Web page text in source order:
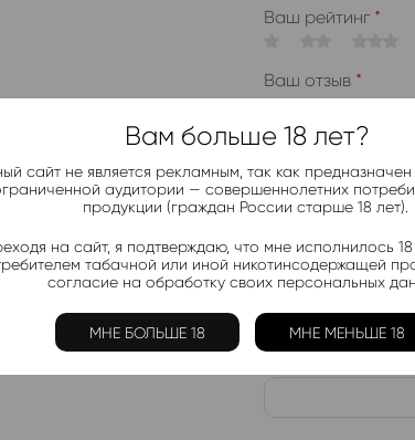
Ваш рейтинг *
Ваш отзыв *
Имя*
Вам больше 18 лет?
сайт не является рекламным, так как
аудитории — совершеннолетних
продукции (граждан России старше 18 лет).
на сайт, я подтверждаю, что мне исполнилось 18
табачной или иной никотинсодержащей
согласие на обработку своих персональных
МНЕ БОЛЬШЕ 18 МНЕ МЕНЬШЕ 18